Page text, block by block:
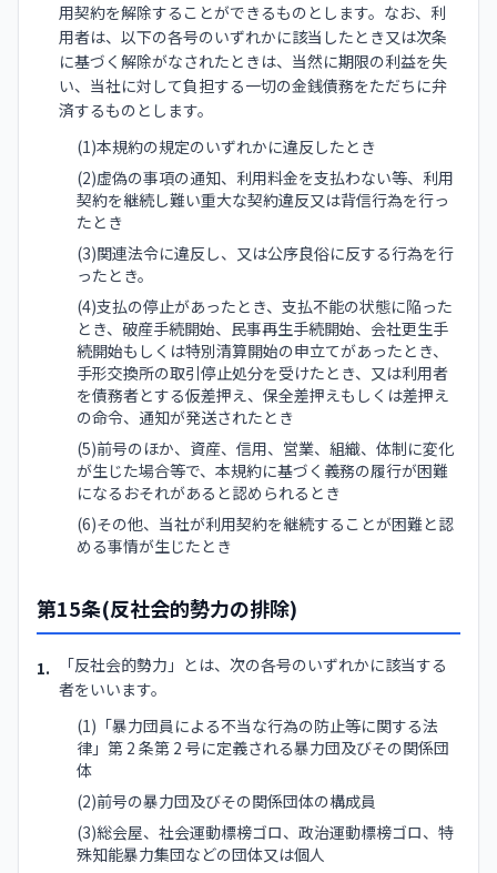
用契約を解除することができるものとします。なお、利
用者は、以下の各号のいずれかに該当したとき又は次条
に基づく解除がなされたときは、当然に期限の利益を失
い、当社に対して負担する一切の金銭債務をただちに弁
済するものとします。
(1)本規約の規定のいずれかに違反したとき
(2)虚偽の事項の通知、利用料金を支払わない等、利用
契約を継続し難い重大な契約違反又は背信行為を行っ
たとき
(3)関連法令に違反し、又は公序良俗に反する行為を行
ったとき。
(4)支払の停止があったとき、支払不能の状態に陥った
とき、破産手続開始、民事再生手続開始、会社更生手
続開始もしくは特別清算開始の申立てがあったとき、
手形交換所の取引停止処分を受けたとき、又は利用者
を債務者とする仮差押え、保全差押えもしくは差押え
の命令、通知が発送されたとき
(5)前号のほか、資産、信用、営業、組織、体制に変化
が生じた場合等で、本規約に基づく義務の履行が困難
になるおそれがあると認められるとき
(6)その他、当社が利用契約を継続することが困難と認
める事情が生じたとき
第15条(反社会的勢力の排除)
1.
「反社会的勢力」とは、次の各号のいずれかに該当する
者をいいます。
(1)「暴力団員による不当な行為の防止等に関する法
律」第 2 条第 2 号に定義される暴力団及びその関係団
体
(2)前号の暴力団及びその関係団体の構成員
(3)総会屋、社会運動標榜ゴロ、政治運動標榜ゴロ、特
殊知能暴力集団などの団体又は個人